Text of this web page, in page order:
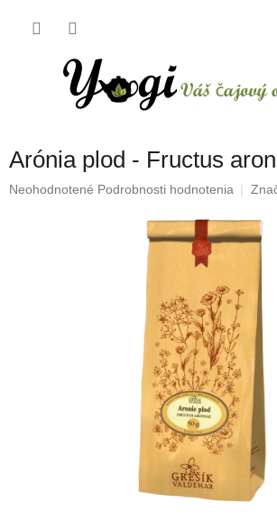
Arónia plod - Fructus
Priemerné
Neohodnotené Podrobnosti hodnotenia